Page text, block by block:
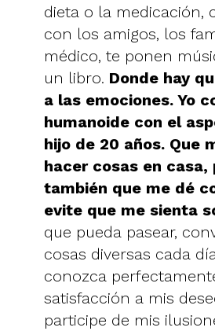
dieta o la medicación,
con los amigos, los
médico, te ponen
un libro. Donde hay
a las emociones. Yo
humanoide con el
hijo de 20 años. Que
hacer cosas en casa,
también que me dé
evite que me sienta
que pueda pasear,
cosas diversas cada
conozca
satisfacción a mis
participe de mis